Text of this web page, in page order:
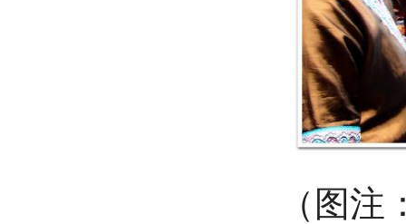
（图